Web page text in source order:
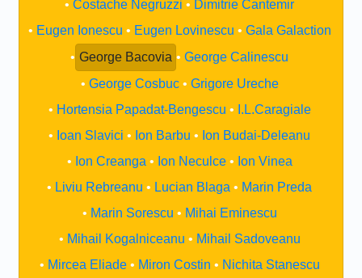
Costache Negruzzi
Dimitrie Cantemir
Eugen Ionescu
Eugen Lovinescu
Gala Galaction
George Bacovia
George Calinescu
George Cosbuc
Grigore Ureche
Hortensia Papadat-Bengescu
I.L.Caragiale
Ioan Slavici
Ion Barbu
Ion Budai-Deleanu
Ion Creanga
Ion Neculce
Ion Vinea
Liviu Rebreanu
Lucian Blaga
Marin Preda
Marin Sorescu
Mihai Eminescu
Mihail Kogalniceanu
Mihail Sadoveanu
Mircea Eliade
Miron Costin
Nichita Stanescu